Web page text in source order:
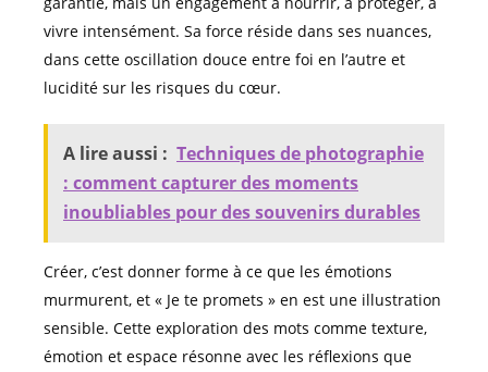
vivre intensément. Sa force réside dans ses nuances,
dans cette oscillation douce entre foi en l’autre et
lucidité sur les risques du cœur.
A lire aussi : Techniques de photographie
: comment capturer des moments
inoubliables pour des souvenirs durables
Créer, c’est donner forme à ce que les émotions
murmurent, et « Je te promets » en est une illustration
sensible. Cette exploration des mots comme texture,
émotion et espace résonne avec les réflexions que